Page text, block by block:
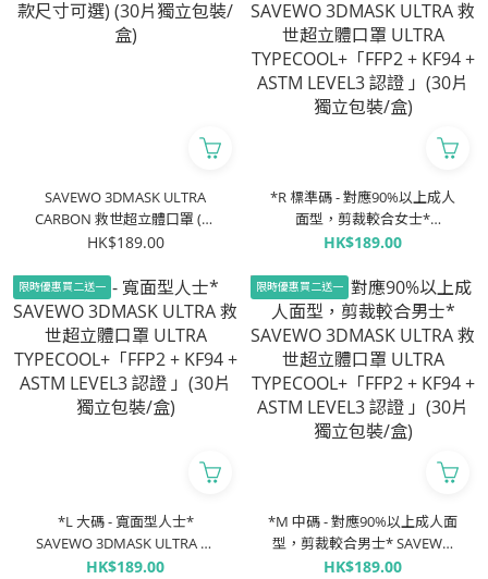
SAVEWO 3DMASK ULTRA
CARBON 救世超立體口罩 (三
款尺寸可選) (30片獨立包裝/
HK$189.00
*R 標準碼 - 對應90%以上成人
面型，剪裁較合女士*
SAVEWO 3DMASK ULTRA 救
TYPECOOL+「FFP2 + KF94 +
ASTM LEVEL3 認證 」(30片獨
立包裝/盒)
HK$189.00
限時優惠買二送一
*L 大碼 - 寬面型人士*
SAVEWO 3DMASK ULTRA 救
世超立體口罩 ULTRA
HK$189.00
限時優惠買二送一
*M 中碼 - 對應90%以上成人面
型，剪裁較合男士* SAVEWO
3DMASK ULTRA 救世超立體口
HK$189.00